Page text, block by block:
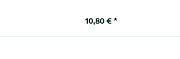
10,80 € *